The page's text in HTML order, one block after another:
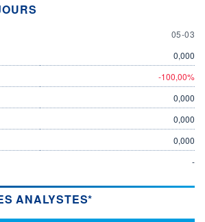
5
05-03
0,000
-100,00%
0,000
0,000
0,000
-
ANALYSTES*